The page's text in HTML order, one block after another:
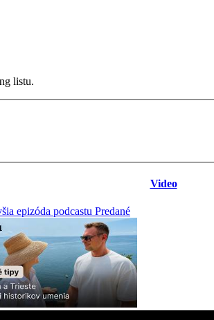
listu.
Video
epizóda podcastu Predané